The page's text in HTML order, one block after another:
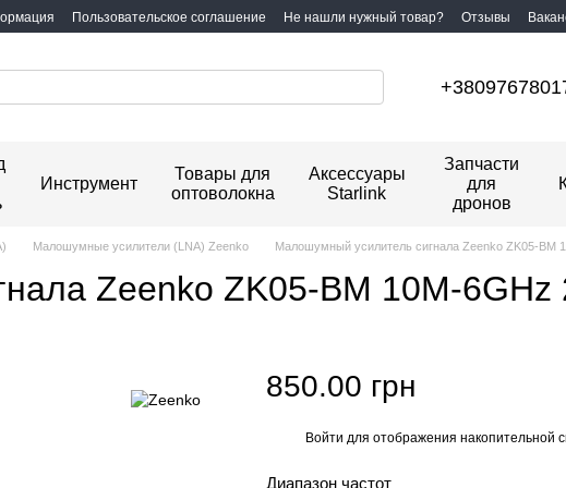
Пользовательское соглашение Не нашли нужный товар? Отзывы
Инструмент
Товары для
оптоволокна
Аксессуары
Starlink
Запчасти
для
дронов
Малошумные усилители (LNA) Zeenko Малошумный усилитель сигнала Zeenko ZK05-BM
Zeenko ZK05-BM 10M-6GHz
850.00 грн
Войти для отображения накопительной
Диапазон частот